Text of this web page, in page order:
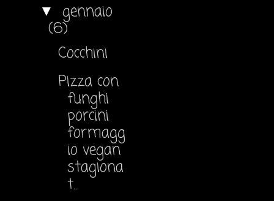
▼ gennaio
(6)
Cocchini
Pizza con
funghi
porcini
formagg
io vegan
stagiona
t...